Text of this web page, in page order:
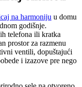
na harmoniju u domu
godišnje.
telefona ili kratka
prostor za razmenu
ventili, dopuštajući
i izazove pre nego